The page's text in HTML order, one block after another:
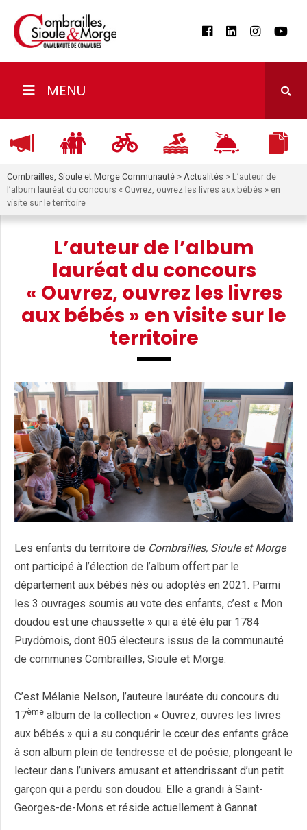
MENU
Combrailles, Sioule et Morge Communauté > Actualités > L’auteur de
l’album lauréat du concours « Ouvrez, ouvrez les livres aux bébés » en
visite sur le territoire
L’auteur de l’album
lauréat du concours
« Ouvrez, ouvrez les livres
aux bébés » en visite sur le
territoire
Les enfants du territoire de Combrailles, Sioule et Morge
ont participé à l’élection de l’album offert par le
département aux bébés nés ou adoptés en 2021. Parmi
les 3 ouvrages soumis au vote des enfants, c’est « Mon
doudou est une chaussette » qui a été élu par 1784
Puydômois, dont 805 électeurs issus de la communauté
de communes Combrailles, Sioule et Morge.
C’est Mélanie Nelson, l’auteure lauréate du concours du
17ème album de la collection « Ouvrez, ouvres les livres
aux bébés » qui a su conquérir le cœur des enfants grâce
à son album plein de tendresse et de poésie, plongeant le
lecteur dans l’univers amusant et attendrissant d’un petit
garçon qui a perdu son doudou. Elle a grandi à Saint-
Georges-de-Mons et réside actuellement à Gannat.